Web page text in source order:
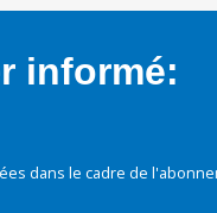
informé:
dans le cadre de